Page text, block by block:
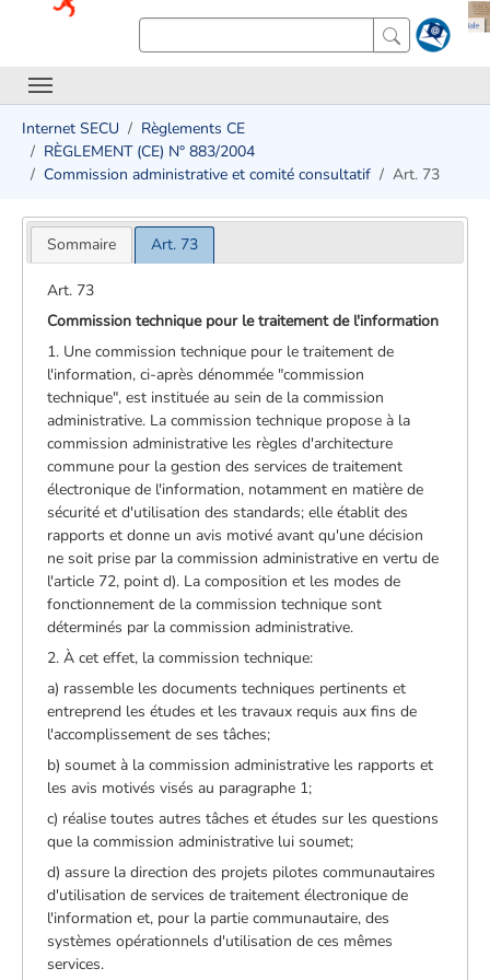
Internet SECU
Règlements CE
RÈGLEMENT (CE) N° 883/2004
Commission administrative et comité consultatif
Art. 73
Sommaire Art. 73
Art. 73
Commission technique pour le traitement de l'information
1. Une commission technique pour le traitement de
l'information, ci-après dénommée "commission
technique", est instituée au sein de la commission
administrative. La commission technique propose à la
commission administrative les règles d'architecture
commune pour la gestion des services de traitement
électronique de l'information, notamment en matière de
sécurité et d'utilisation des standards; elle établit des
rapports et donne un avis motivé avant qu'une décision
ne soit prise par la commission administrative en vertu de
l'article 72, point d). La composition et les modes de
fonctionnement de la commission technique sont
déterminés par la commission administrative.
2. À cet effet, la commission technique:
a) rassemble les documents techniques pertinents et
entreprend les études et les travaux requis aux fins de
l'accomplissement de ses tâches;
b) soumet à la commission administrative les rapports et
les avis motivés visés au paragraphe 1;
c) réalise toutes autres tâches et études sur les questions
que la commission administrative lui soumet;
d) assure la direction des projets pilotes communautaires
d'utilisation de services de traitement électronique de
l'information et, pour la partie communautaire, des
systèmes opérationnels d'utilisation de ces mêmes
services.